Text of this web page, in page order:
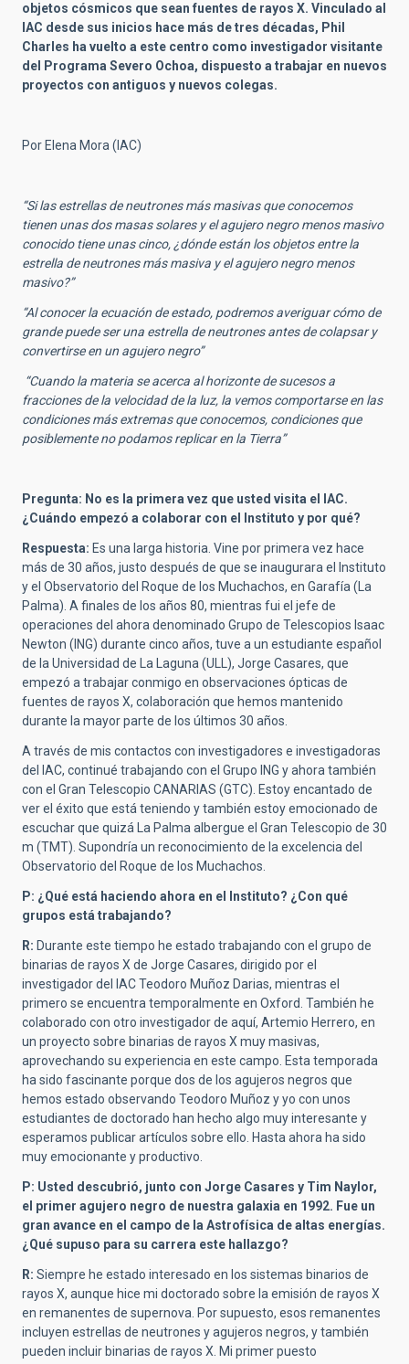
objetos cósmicos que sean fuentes de rayos X. Vinculado al
IAC desde sus inicios hace más de tres décadas, Phil
Charles ha vuelto a este centro como investigador visitante
del Programa Severo Ochoa, dispuesto a trabajar en nuevos
proyectos con antiguos y nuevos colegas.
Por Elena Mora (IAC)
“Si las estrellas de neutrones más masivas que conocemos
tienen unas dos masas solares y el agujero negro menos masivo
conocido tiene unas cinco, ¿dónde están los objetos entre la
estrella de neutrones más masiva y el agujero negro menos
masivo?”
“Al conocer la ecuación de estado, podremos averiguar cómo de
grande puede ser una estrella de neutrones antes de colapsar y
convertirse en un agujero negro”
“Cuando la materia se acerca al horizonte de sucesos a
fracciones de la velocidad de la luz, la vemos comportarse en las
condiciones más extremas que conocemos, condiciones que
posiblemente no podamos replicar en la Tierra”
Pregunta: No es la primera vez que usted visita el IAC.
¿Cuándo empezó a colaborar con el Instituto y por qué?
Respuesta: Es una larga historia. Vine por primera vez hace
más de 30 años, justo después de que se inaugurara el Instituto
y el Observatorio del Roque de los Muchachos, en Garafía (La
Palma). A finales de los años 80, mientras fui el jefe de
operaciones del ahora denominado Grupo de Telescopios Isaac
Newton (ING) durante cinco años, tuve a un estudiante español
de la Universidad de La Laguna (ULL), Jorge Casares, que
empezó a trabajar conmigo en observaciones ópticas de
fuentes de rayos X, colaboración que hemos mantenido
durante la mayor parte de los últimos 30 años.
A través de mis contactos con investigadores e investigadoras
del IAC, continué trabajando con el Grupo ING y ahora también
con el Gran Telescopio CANARIAS (GTC). Estoy encantado de
ver el éxito que está teniendo y también estoy emocionado de
escuchar que quizá La Palma albergue el Gran Telescopio de 30
m (TMT). Supondría un reconocimiento de la excelencia del
Observatorio del Roque de los Muchachos.
P: ¿Qué está haciendo ahora en el Instituto? ¿Con qué
grupos está trabajando?
R: Durante este tiempo he estado trabajando con el grupo de
binarias de rayos X de Jorge Casares, dirigido por el
investigador del IAC Teodoro Muñoz Darias, mientras el
primero se encuentra temporalmente en Oxford. También he
colaborado con otro investigador de aquí, Artemio Herrero, en
un proyecto sobre binarias de rayos X muy masivas,
aprovechando su experiencia en este campo. Esta temporada
ha sido fascinante porque dos de los agujeros negros que
hemos estado observando Teodoro Muñoz y yo con unos
estudiantes de doctorado han hecho algo muy interesante y
esperamos publicar artículos sobre ello. Hasta ahora ha sido
muy emocionante y productivo.
P: Usted descubrió, junto con Jorge Casares y Tim Naylor,
el primer agujero negro de nuestra galaxia en 1992. Fue un
gran avance en el campo de la Astrofísica de altas energías.
¿Qué supuso para su carrera este hallazgo?
R: Siempre he estado interesado en los sistemas binarios de
rayos X, aunque hice mi doctorado sobre la emisión de rayos X
en remanentes de supernova. Por supuesto, esos remanentes
incluyen estrellas de neutrones y agujeros negros, y también
pueden incluir binarias de rayos X. Mi primer puesto